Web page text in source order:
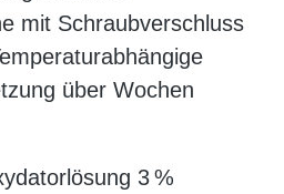
mit Schraubverschluss
über Wochen
3 %